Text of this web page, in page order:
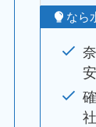
なら